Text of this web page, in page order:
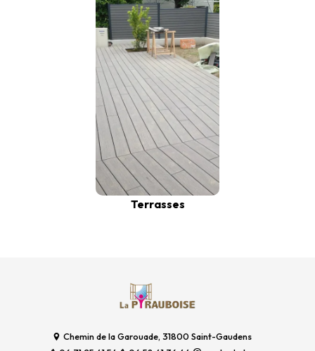
Terrasses
Chemin de la Garouade, 31800 Saint-Gaudens